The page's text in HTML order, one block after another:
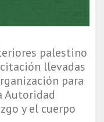
palestino
llevadas
para
Autoridad
y el cuerpo